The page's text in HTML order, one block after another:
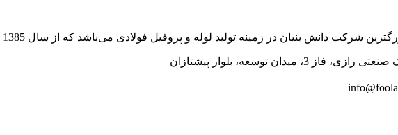
در زمینه تولید لوله و پروفیل فولادی می‌باشد که از سال 1385 فعالیت خود را به صورت رسمی آغاز کرده است.
میدان توسعه، بلوار پیشتازان